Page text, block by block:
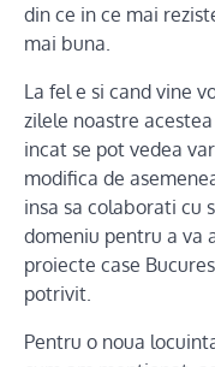
din ce in ce mai
mai buna.
La fel e si cand vine
zilele noastre
incat se pot vedea
modifica de
insa sa colaborati cu
domeniu pentru a va
proiecte case
potrivit.
Pentru o noua